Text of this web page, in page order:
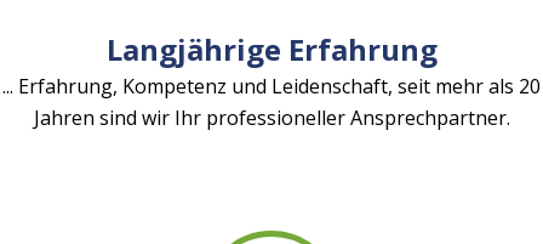
Langjährige Erfahrung
... Erfahrung, Kompetenz und Leidenschaft, seit mehr als 20
Jahren sind wir Ihr professioneller Ansprechpartner.